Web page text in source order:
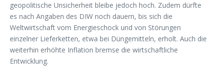
geopolitische Unsicherheit bleibe jedoch hoch. Zudem dürfte
es nach Angaben des DIW noch dauern, bis sich die
Weltwirtschaft vom Energieschock und von Störungen
einzelner Lieferketten, etwa bei Düngemitteln, erholt. Auch die
weiterhin erhöhte Inflation bremse die wirtschaftliche
Entwicklung.